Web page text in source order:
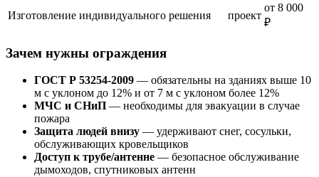
Изготовление индивидуального решения
проект
от 8 000
₽
Зачем нужны ограждения
ГОСТ Р 53254-2009 — обязательны на зданиях выше 10
м с уклоном до 12% и от 7 м с уклоном более 12%
МЧС и СНиП — необходимы для эвакуации в случае
пожара
Защита людей внизу — удерживают снег, сосульки,
обслуживающих кровельщиков
Доступ к трубе/антенне — безопасное обслуживание
дымоходов, спутниковых антенн